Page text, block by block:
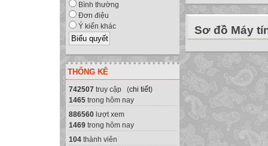
Bình thường
Đơn điệu
Ý kiến khác
THỐNG KÊ
742507 truy cập (chi tiết)
1465 trong hôm nay
886560 lượt xem
1469 trong hôm nay
104 thành viên
Sơ đồ Máy